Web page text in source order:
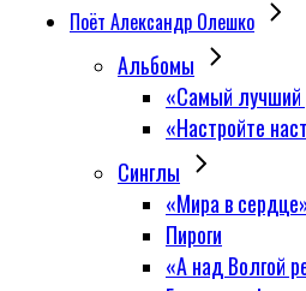
Поёт Александр Олешко
Альбомы
«Самый лучший
«Настройте
Синглы
«Мира в
Пироги
«А над Волгой